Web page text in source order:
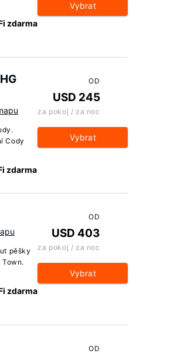
zdarma
Vybrat
Cody
zdarma
OD
USD 245
za pokoj / za noc
Vybrat
pěšky
zdarma
OD
USD 403
za pokoj / za noc
Vybrat
OD